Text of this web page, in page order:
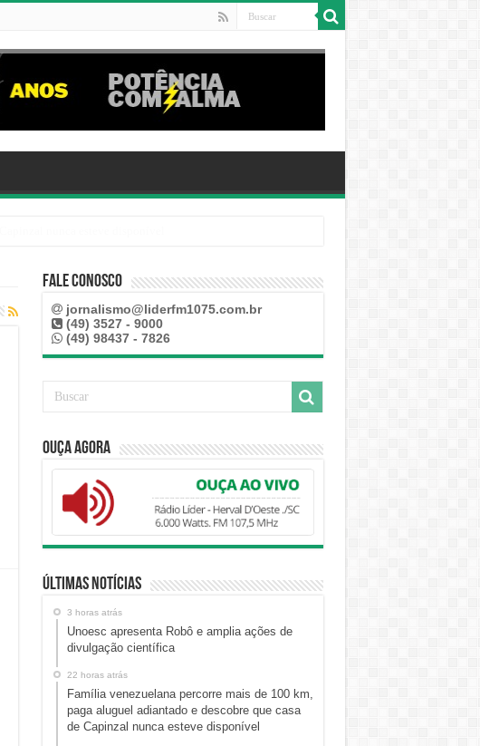
Fale Conosco
jornalismo@liderfm1075.com.br
(49) 3527 - 9000
(49) 98437 - 7826
Ouça Agora
Últimas Notícias
3 horas atrás
Unoesc apresenta Robô e amplia ações de
divulgação científica
22 horas atrás
Família venezuelana percorre mais de 100 km,
paga aluguel adiantado e descobre que casa
de Capinzal nunca esteve disponível